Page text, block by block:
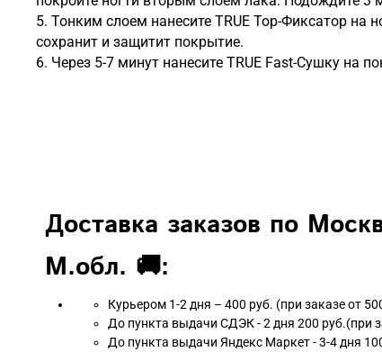
5. Тонким слоем нанесите TRUE Top-Фиксатор на
сохранит и защитит покрытие.
6. Через 5-7 минут нанесите TRUE Fast-Сушку на
Доставка заказов по
М.обл. 🚚:
Курьером 1-2 дня – 400 руб. (при заказе от
До пункта выдачи СДЭК - 2 дня 200 руб.(при
До пункта выдачи Яндекс Маркет - 3-4 дня